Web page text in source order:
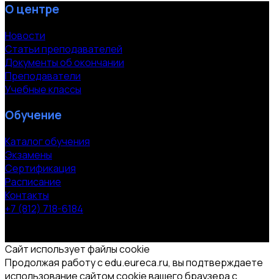
О центре
Новости
Статьи преподавателей
Документы об окончании
Преподаватели
Учебные классы
Обучение
Каталог обучения
Экзамены
Сертификация
Расписание
Контакты
+7 (812) 718-6184
Сайт использует файлы cookie
Продолжая работу с edu.eureca.ru, вы подтверждаете
использование сайтом cookie вашего браузера с